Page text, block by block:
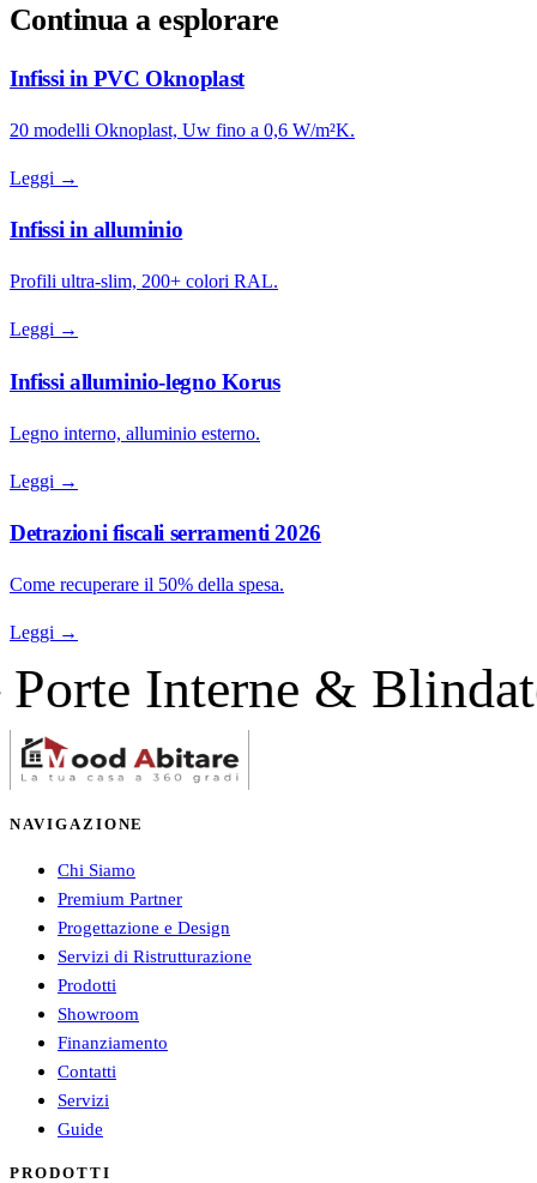
Continua a esplorare
Infissi in PVC Oknoplast
20 modelli Oknoplast, Uw fino a 0,6 W/m²K.
Leggi →
Infissi in alluminio
Profili ultra-slim, 200+ colori RAL.
Leggi →
Infissi alluminio-legno Korus
Legno interno, alluminio esterno.
Leggi →
Detrazioni fiscali serramenti 2026
Come recuperare il 50% della spesa.
Leggi →
& Blindate —
NAVIGAZIONE
Chi Siamo
Premium Partner
Progettazione e Design
Servizi di Ristrutturazione
Prodotti
Showroom
Finanziamento
Contatti
Servizi
Guide
PRODOTTI